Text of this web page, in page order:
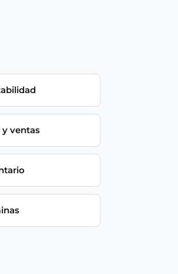
y ventas